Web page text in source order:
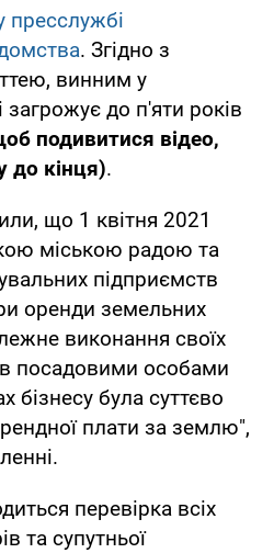
пресслужбі
. Згідно з
винним у
до п'яти років
подивитися відео,
до кінця).
що 1 квітня 2021
міською радою та
підприємств
оренди земельних
виконання своїх
посадовими особами
бізнесу була суттєво
плати за землю",
перевірка всіх
та супутньої